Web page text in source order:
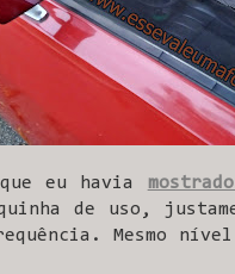
que eu havia
de uso,
Mesmo